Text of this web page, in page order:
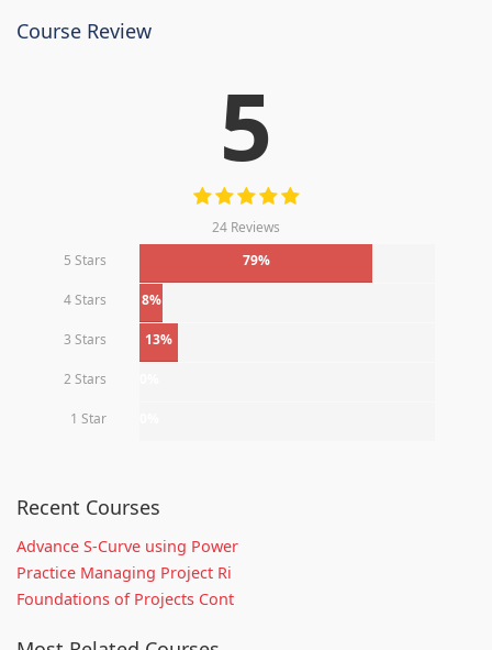
Course Review
5
24 Reviews
5 Stars
79%
4 Stars 8%
3 Stars 13%
2 Stars
1 Star
Recent Courses
Advance S-Curve using Power
Practice Managing Project Ri
Foundations of Projects Cont